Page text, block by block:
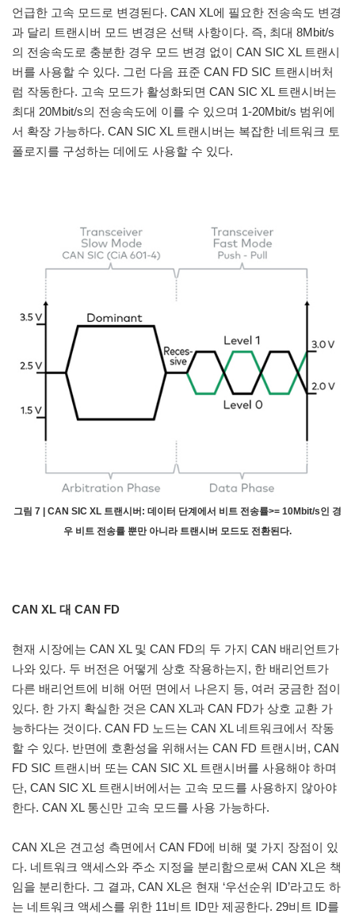
언급한 고속 모드로 변경된다. CAN XL에 필요한 전송속도 변경
과 달리 트랜시버 모드 변경은 선택 사항이다. 즉, 최대 8Mbit/s
의 전송속도로 충분한 경우 모드 변경 없이 CAN SIC XL 트랜시
버를 사용할 수 있다. 그런 다음 표준 CAN FD SIC 트랜시버처
럼 작동한다. 고속 모드가 활성화되면 CAN SIC XL 트랜시버는
최대 20Mbit/s의 전송속도에 이를 수 있으며 1-20Mbit/s 범위에
서 확장 가능하다. CAN SIC XL 트랜시버는 복잡한 네트워크 토
폴로지를 구성하는 데에도 사용할 수 있다.
그림 7 | CAN SIC XL 트랜시버: 데이터 단계에서 비트 전송률>= 10Mbit/s인 경
우 비트 전송률 뿐만 아니라 트랜시버 모드도 전환된다.
CAN XL 대 CAN FD
현재 시장에는 CAN XL 및 CAN FD의 두 가지 CAN 배리언트가
나와 있다. 두 버전은 어떻게 상호 작용하는지, 한 배리언트가
다른 배리언트에 비해 어떤 면에서 나은지 등, 여러 궁금한 점이
있다. 한 가지 확실한 것은 CAN XL과 CAN FD가 상호 교환 가
능하다는 것이다. CAN FD 노드는 CAN XL 네트워크에서 작동
할 수 있다. 반면에 호환성을 위해서는 CAN FD 트랜시버, CAN
FD SIC 트랜시버 또는 CAN SIC XL 트랜시버를 사용해야 하며
단, CAN SIC XL 트랜시버에서는 고속 모드를 사용하지 않아야
한다. CAN XL 통신만 고속 모드를 사용 가능하다.
CAN XL은 견고성 측면에서 CAN FD에 비해 몇 가지 장점이 있
다. 네트워크 액세스와 주소 지정을 분리함으로써 CAN XL은 책
임을 분리한다. 그 결과, CAN XL은 현재 ‘우선순위 ID’라고도 하
는 네트워크 액세스를 위한 11비트 ID만 제공한다. 29비트 ID를